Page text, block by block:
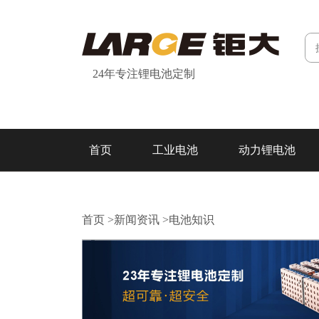
24年专注锂电池定制
首页 工业电池 动力锂电池
首页 >新闻资讯 >电池知识